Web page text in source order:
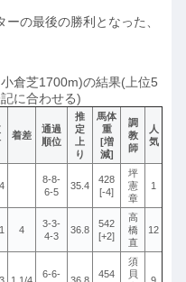
の最後の勝利となった、
倉芝1700m)の結果(上位5
に合わせる)
着差
通過
順位
推
定
上
り
馬体
重
[増
減]
調
教
師
人
気
8-8-
6-5
35.4
428
[-4]
坪
憲
章
1
4
3-3-
4-3
36.8
542
[+2]
高
橋
直
12
1.1/4
6-6-
36.8
454
須
貝
9